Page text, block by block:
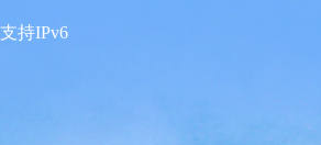
支持IPv6